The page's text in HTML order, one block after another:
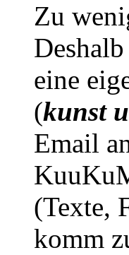
Zu
eine
(kunst
Email
(Texte,
komm